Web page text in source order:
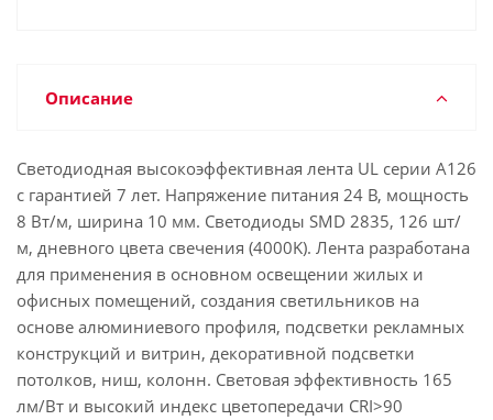
Описание
Светодиодная высокоэффективная лента UL серии A126
с гарантией 7 лет. Напряжение питания 24 В, мощность
8 Вт/м, ширина 10 мм. Светодиоды SMD 2835, 126 шт/
м, дневного цвета свечения (4000K). Лента разработана
для применения в основном освещении жилых и
офисных помещений, создания светильников на
основе алюминиевого профиля, подсветки рекламных
конструкций и витрин, декоративной подсветки
потолков, ниш, колонн. Световая эффективность 165
лм/Вт и высокий индекс цветопередачи CRI>90